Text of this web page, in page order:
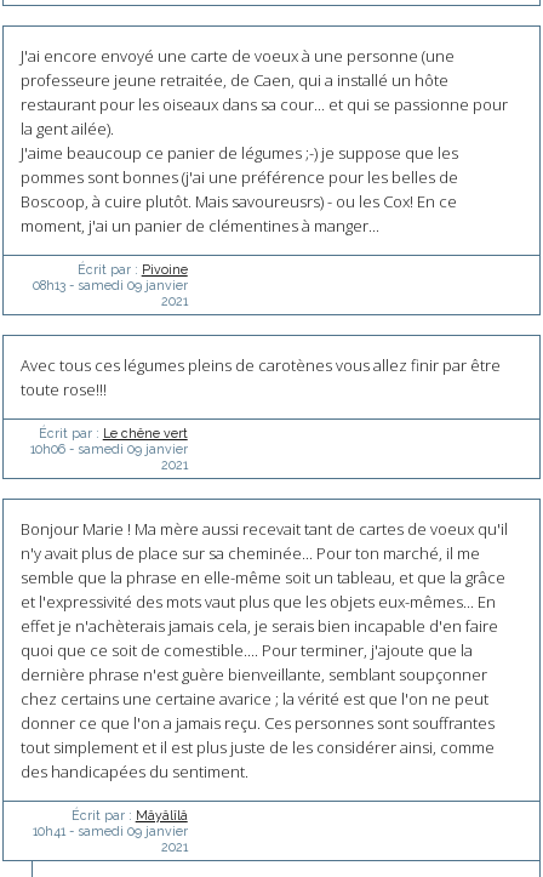
J'ai encore envoyé une carte de voeux à une personne (une
professeure jeune retraitée, de Caen, qui a installé un hôte
restaurant pour les oiseaux dans sa cour... et qui se passionne pour
la gent ailée).
J'aime beaucoup ce panier de légumes ;-) je suppose que les
pommes sont bonnes (j'ai une préférence pour les belles de
Boscoop, à cuire plutôt. Mais savoureusrs) - ou les Cox! En ce
moment, j'ai un panier de clémentines à manger...
Écrit par : Pivoine
08h13- samedi 09 janvier
2021
Avec tous ces légumes pleins de carotènes vous allez finir par être
toute rose!!!
Écrit par : Le chêne vert
10h06- samedi 09 janvier
2021
Bonjour Marie ! Ma mère aussi recevait tant de cartes de voeux qu'il
n'y avait plus de place sur sa cheminée... Pour ton marché, il me
semble que la phrase en elle-même soit un tableau, et que la grâce
et l'expressivité des mots vaut plus que les objets eux-mêmes... En
effet je n'achèterais jamais cela, je serais bien incapable d'en faire
quoi que ce soit de comestible.... Pour terminer, j'ajoute que la
dernière phrase n'est guère bienveillante, semblant soupçonner
chez certains une certaine avarice ; la vérité est que l'on ne peut
donner ce que l'on a jamais reçu. Ces personnes sont souffrantes
tout simplement et il est plus juste de les considérer ainsi, comme
des handicapées du sentiment.
Écrit par : Mâyâlîlâ
10h41 - samedi 09 janvier
2021